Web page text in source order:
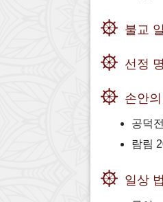
불교
선정
손안
공덕
람림
일상